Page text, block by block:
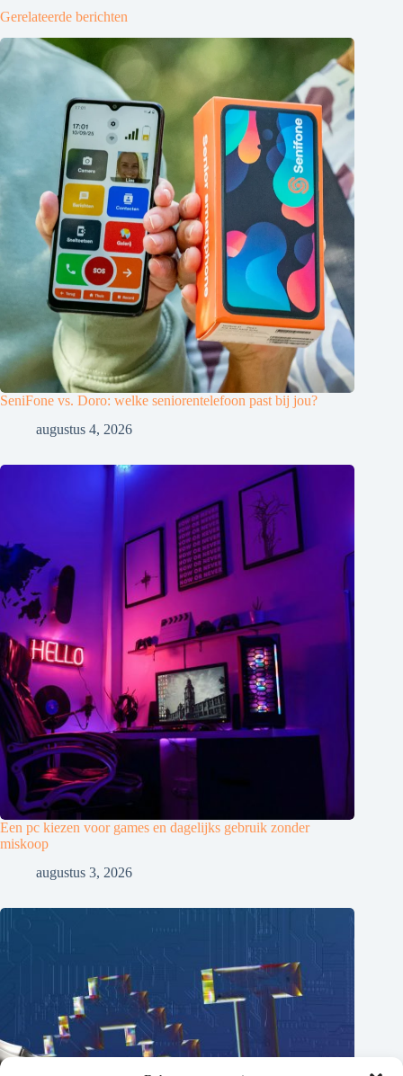
Gerelateerde berichten
SeniFone vs. Doro: welke seniorentelefoon past bij jou?
augustus 4, 2026
Een pc kiezen voor games en dagelijks gebruik zonder
miskoop
augustus 3, 2026